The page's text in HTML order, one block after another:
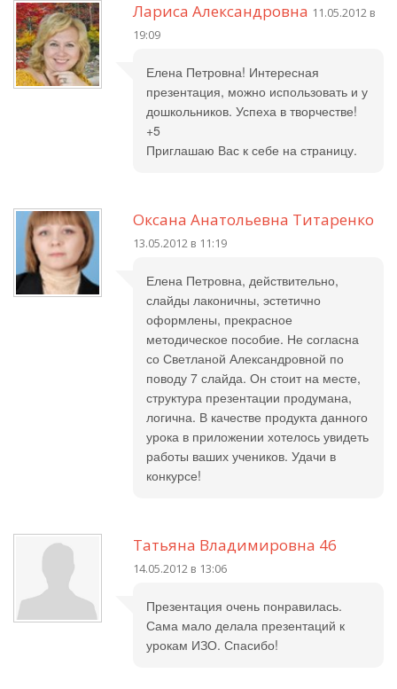
Лариса Александровна 11.05.2012 в
19:09
Елена Петровна! Интересная
презентация, можно использовать и у
дошкольников. Успеха в творчестве!
+5
Приглашаю Вас к себе на страницу.
Оксана Анатольевна Титаренко
13.05.2012 в 11:19
Елена Петровна, действительно,
слайды лаконичны, эстетично
оформлены, прекрасное
методическое пособие. Не согласна
со Светланой Александровной по
поводу 7 слайда. Он стоит на месте,
структура презентации продумана,
логична. В качестве продукта данного
урока в приложении хотелось увидеть
работы ваших учеников. Удачи в
конкурсе!
Татьяна Владимировна 46
14.05.2012 в 13:06
Презентация очень понравилась.
Сама мало делала презентаций к
урокам ИЗО. Спасибо!